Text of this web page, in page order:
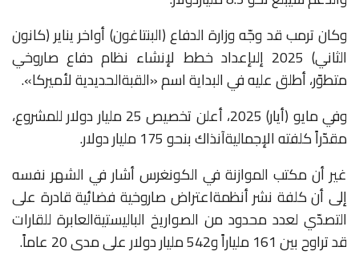
وكانترمبقدوجّهوزارةالدفاع(البنتاغون)أواخريناير(كانون
الثاني)2025 إلىإعداد خطط لإنشاء نظام دفاع صاروخي
متطوّر،أطلقعليهفيالبدايةاسم«القبةالحديديةلأميركا».
وفيمايو (أيار)2025 ،أعلنتخصيص25 ملياردولارللمشروع،
مقدّراًكلفتهالإجماليةآنذاكبنحو ملياردولار.
غيرأنمكتب الموازنةفي الكونغرسأشارفي الشهر نفسه
إلىأنكلفة نشرأنظمةاعتراضصاروخيةفضائيةقادرة على
التصدّي لعدد محدود من الصواريخ الباليستيةالعابرة للقارات
قدتراوحبين ملياراًو542ملياردولارعلىمدى عاماً.